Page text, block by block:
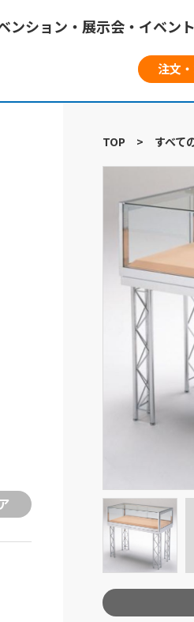
ンション・展示会・イベン
注文
TOP > すべて